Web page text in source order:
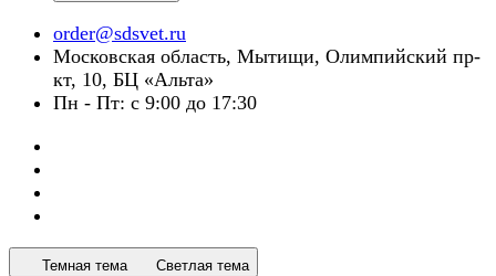
order@sdsvet.ru
Московская область, Мытищи, Олимпийский пр-
кт, 10, БЦ «Альта»
Пн - Пт: с 9:00 до 17:30
Темная тема Светлая тема